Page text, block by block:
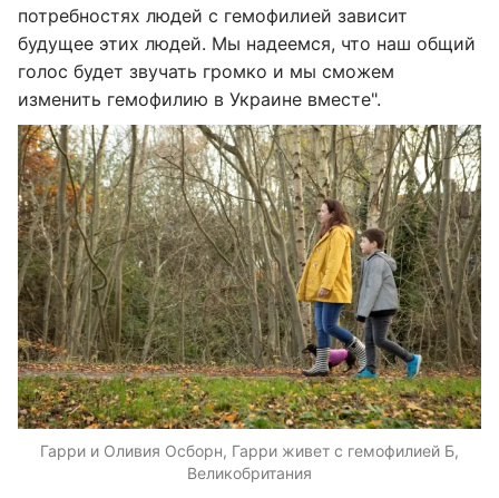
потребностях людей с гемофилией зависит
будущее этих людей. Мы надеемся, что наш общий
голос будет звучать громко и мы сможем
изменить гемофилию в Украине вместе".
Гарри и Оливия Осборн, Гарри живет с гемофилией Б,
Великобритания